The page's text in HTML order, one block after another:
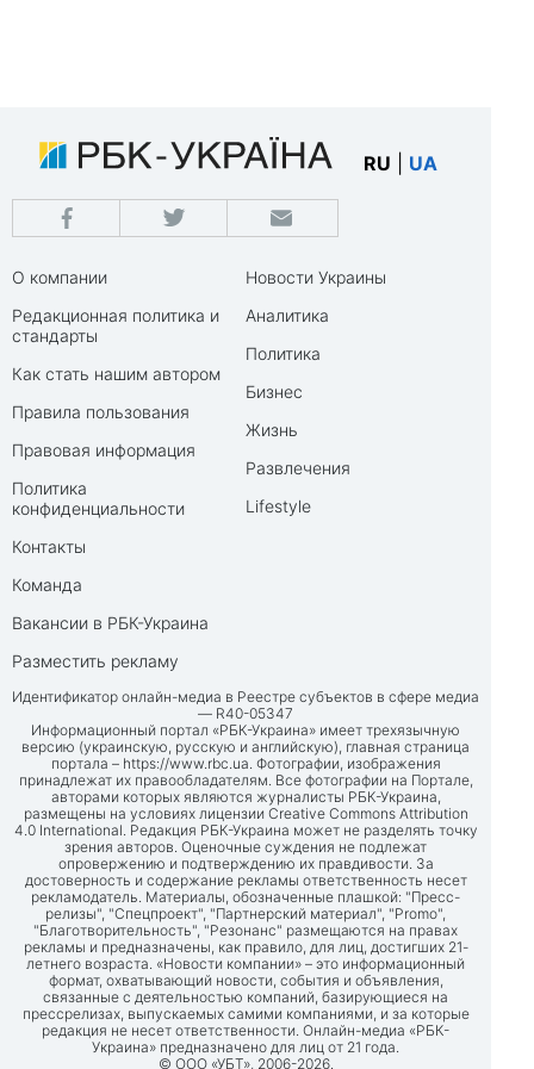
RU UA
О компании
Редакционная политика и
стандарты
Как стать нашим автором
Правила пользования
Правовая информация
Политика
конфиденциальности
Контакты
Команда
Вакансии в РБК-Украина
Разместить рекламу
Новости Украины
Аналитика
Политика
Бизнес
Жизнь
Развлечения
Lifestyle
Идентификатор онлайн-медиа в Реестре субъектов в сфере медиа
— R40-05347
Информационный портал «РБК-Украина» имеет трехязычную
версию (украинскую, русскую и английскую), главная страница
портала – https://www.rbc.ua . Фотографии, изображения
принадлежат их правообладателям. Все фотографии на Портале,
авторами которых являются журналисты РБК-Украина,
размещены на условиях лицензии Creative Commons Attribution
4.0 International. Редакция РБК-Украина может не разделять точку
зрения авторов. Оценочные суждения не подлежат
опровержению и подтверждению их правдивости. За
достоверность и содержание рекламы ответственность несет
рекламодатель. Материалы, обозначенные плашкой: "Пресс-
релизы", "Спецпроект", "Партнерский материал", "Promo",
"Благотворительность", "Резонанс" размещаются на правах
рекламы и предназначены, как правило, для лиц, достигших 21-
летнего возраста. «Новости компании» – это информационный
формат, охватывающий новости, события и объявления,
связанные с деятельностью компаний, базирующиеся на
прессрелизах, выпускаемых самими компаниями, и за которые
редакция не несет ответственности. Онлайн-медиа «РБК-
Украина» предназначено для лиц от 21 года.
© ООО «УБТ», 2006-2026.